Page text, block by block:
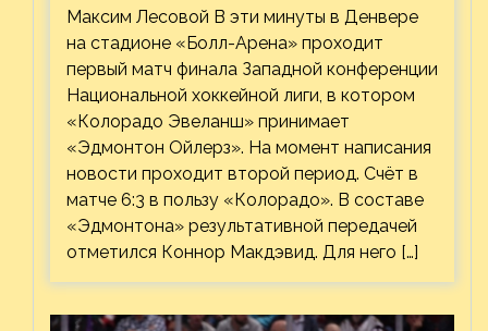
Максим Лесовой В эти минуты в Денвере
на стадионе «Болл-Арена» проходит
первый матч финала Западной конференции
Национальной хоккейной лиги, в котором
«Колорадо Эвеланш» принимает
«Эдмонтон Ойлерз». На момент написания
новости проходит второй период. Счёт в
матче 6:3 в пользу «Колорадо». В составе
«Эдмонтона» результативной передачей
отметился Коннор Макдэвид. Для него […]